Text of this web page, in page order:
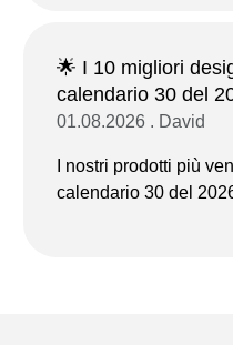
🌟 I 10 migliori
calendario 30 del
01.08.2026 . David
I nostri prodotti più
calendario 30 del